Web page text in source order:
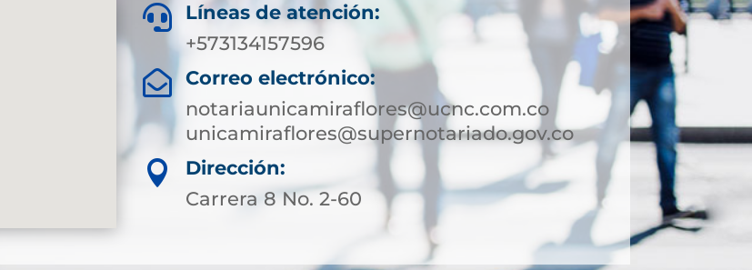

Líneas de atención:
+573134157596

Correo electrónico:
notariaunicamiraflores@ucnc.com.co
unicamiraflores@supernotariado.gov.co

Dirección:
Carrera 8 No. 2-60